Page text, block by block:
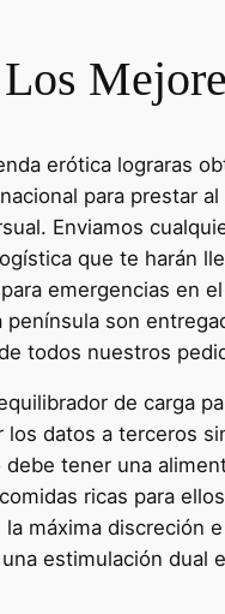
Los
erótica lograras
para prestar
Enviamos
que te harán
emergencias en
son
todos nuestros
de carga
los datos a terceros
debe tener una
ricas para
la máxima discreción
estimulación dual